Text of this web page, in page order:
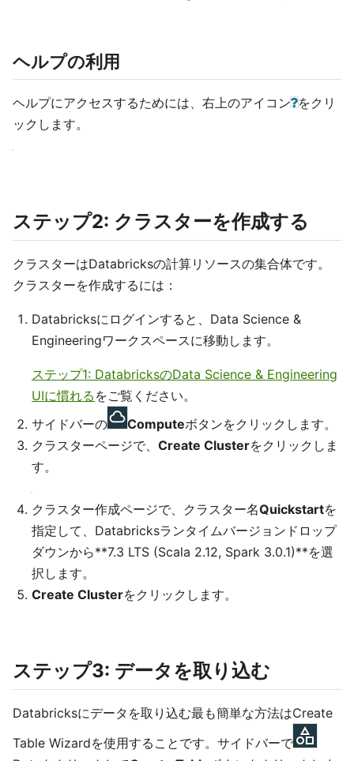
ヘルプの利用
ヘルプにアクセスするためには、右上のアイコン をクリ
ックします。
ステップ2: クラスターを作成する
クラスターはDatabricksの計算リソースの集合体です。
クラスターを作成するには：
Databricksにログインすると、Data Science &
Engineeringワークスペースに移動します。
ステップ1: DatabricksのData Science & Engineering
UIに慣れる をご覧ください。
サイドバーの
Computeボタンをクリックします。
クラスターページで、 Create Clusterをクリックしま
す。
クラスター作成ページで、クラスター名Quickstartを
指定して、Databricksランタイムバージョンドロップ
ダウンから**7.3 LTS (Scala 2.12, Spark 3.0.1)**を選
択します。
Create Clusterをクリックします。
ステップ3: データを取り込む
Databricksにデータを取り込む最も簡単な方法はCreate
Table Wizardを使用することです。サイドバーで